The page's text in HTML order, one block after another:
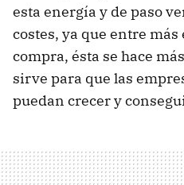
esta energía y de paso
costes, ya que entre
compra, ésta se hace
sirve para que las
puedan crecer y